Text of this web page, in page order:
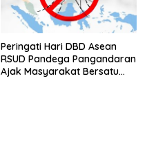
Peringati Hari DBD Asean
RSUD Pandega Pangandaran
Ajak Masyarakat Bersatu